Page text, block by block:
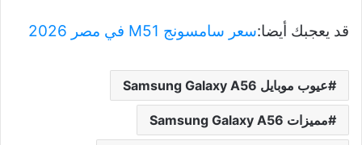
قد يعجبك أيضا:سعر سامسونج M51 في مصر 2026
عيوب موبايل Samsung Galaxy A56
مميزات Samsung Galaxy A56